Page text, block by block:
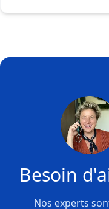
Besoin
Nos experts